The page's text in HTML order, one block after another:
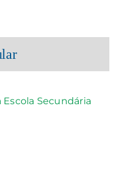
Secundária